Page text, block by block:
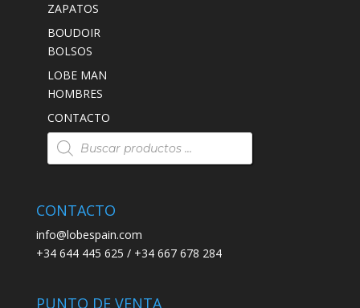
ZAPATOS
BOUDOIR
BOLSOS
LOBE MAN
HOMBRES
CONTACTO
Búsqueda
de
productos
CONTACTO
info@lobespain.com
+34 644 445 625 / +34 667 678 284
PUNTO DE VENTA